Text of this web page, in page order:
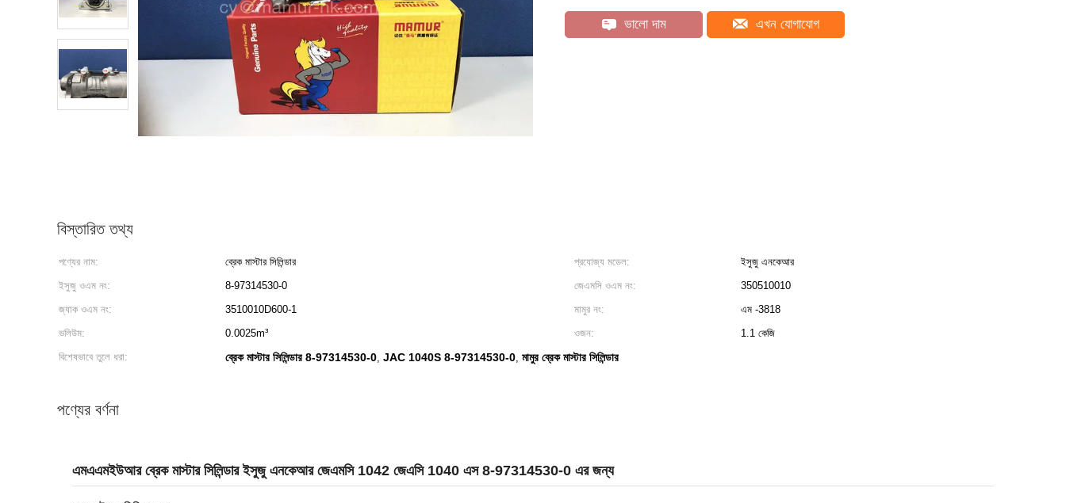
ভালো দাম এখন যোগাযোগ
বিস্তারিত তথ্য
পণ্যের নাম: ব্রেক মাস্টার সিলিন্ডার প্রযোজ্য মডেল:
ইসুজু এনকেআর
ইসুজু ওএম নং:
8-97314530-0 জেএমসি ওএম নং:
350510010
জ্যাক ওএম নং:
3510010D600-1 মামুর নং:
এম -3818
ভলিউম:
0.0025m³ ওজন:
1.1 কেজি
বিশেষভাবে তুলে ধরা:
ব্রেক মাস্টার সিলিন্ডার 8-97314530-0, JAC 1040S 8-97314530-0, মামুর ব্রেক মাস্টার সিলিন্ডার
পণ্যের বর্ণনা
এমএএমইউআর ব্রেক মাস্টার সিলিন্ডার ইসুজু এনকেআর জেএমসি 1042 জেএসি 1040 এস 8-97314530-0 এর জন্য